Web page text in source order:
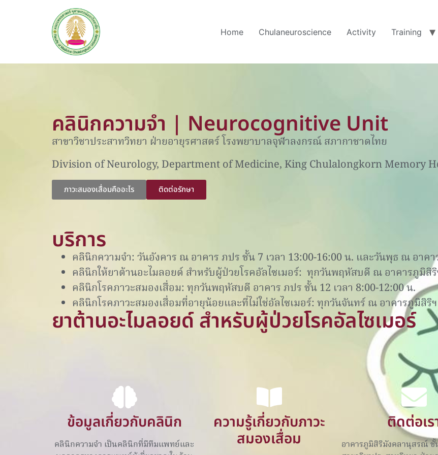
Home Chulaneuroscience Activity Training
คลินิกความจำ | Neurocognitive Unit
สาขาวิชาประสาทวิทยา ฝ่ายอายุรศาสตร์ โรงพยาบาลจุฬาลงกรณ์ สภากาชาดไทย
Division of Neurology, Department of Medicine, King Chulalongkorn Memory
ภาวะสมองเสื่อมคืออะไร ติดต่อรักษา
บริการ
คลินิกความจำ: วันอังคาร ณ อาคาร ภปร ชั้น 7 เวลา 13:00-16:00 น. และวันพุธ ณ อาคา
คลินิกให้ยาต้านอะไมลอยด์ สำหรับผู้ป่วยโรคอัลไซเมอร์: ทุกวันพฤหัสบดี ณ อาคารภูมิสิริ
คลินิกโรคภาวะสมองเสื่อม: ทุกวันพฤหัสบดี อาคาร ภปร ชั้น 12 เวลา 8:00-12:00 น.
คลินิกโรคภาวะสมองเสื่อมที่อายุน้อยและที่ไม่ใช่อัลไซเมอร์: ทุกวันจันทร์​ ณ อาคารภูมิสิริ
ยาต้านอะไมลอยด์ สำหรับผู้ป่วยโรคอัลไซเมอร์
ข้อมูลเกี่ยวกับคลินิก
คลินิกความจำ เป็นคลินิกที่มีทีมแพทย์และ
ความรู้เกี่ยวกับภาวะ
สมองเสื่อม
ติดต่อเร
อาคารภูมิสิริมังคลานุสรณ์ ชั้